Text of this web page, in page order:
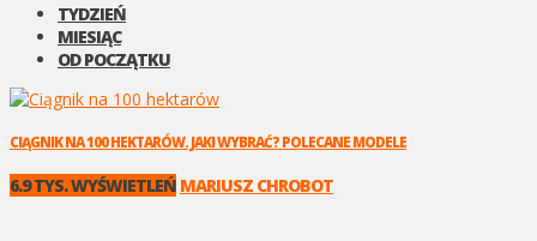
TYDZIEŃ
MIESIĄC
OD POCZĄTKU
CIĄGNIK NA 100 HEKTARÓW. JAKI WYBRAĆ? POLECANE MODELE
6.9 TYS. WYŚWIETLEŃ MARIUSZ CHROBOT